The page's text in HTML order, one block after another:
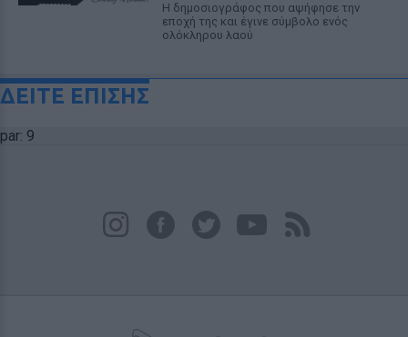
Η δημοσιογράφος που αψήφησε την
εποχή της και έγινε σύμβολο ενός
ολόκληρου λαού
ΔΕΙΤΕ ΕΠΙΣΗΣ
par: 9